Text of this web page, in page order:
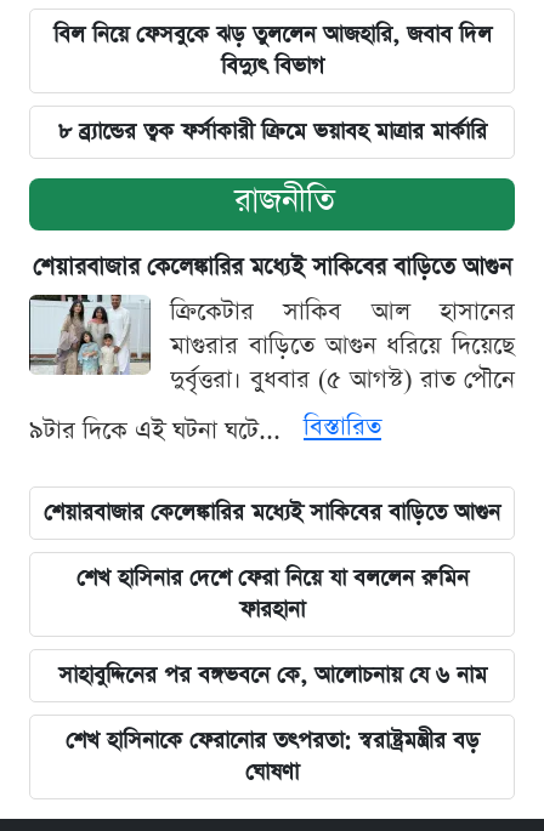
বিল নিয়ে ফেসবুকে ঝড় তুললেন আজহারি, জবাব দিল
বিদ্যুৎ বিভাগ
৮ ব্র্যান্ডের ত্বক ফর্সাকারী ক্রিমে ভয়াবহ মাত্রার মার্কারি
রাজনীতি
শেয়ারবাজার কেলেঙ্কারির মধ্যেই সাকিবের বাড়িতে আগুন
ক্রিকেটার সাকিব আল হাসানের
মাগুরার বাড়িতে আগুন ধরিয়ে দিয়েছে
দুর্বৃত্তরা। বুধবার (৫ আগস্ট) রাত পৌনে
৯টার দিকে এই ঘটনা ঘটে...
বিস্তারিত
শেয়ারবাজার কেলেঙ্কারির মধ্যেই সাকিবের বাড়িতে আগুন
শেখ হাসিনার দেশে ফেরা নিয়ে যা বললেন রুমিন
ফারহানা
সাহাবুদ্দিনের পর বঙ্গভবনে কে, আলোচনায় যে ৬ নাম
শেখ হাসিনাকে ফেরানোর তৎপরতা: স্বরাষ্ট্রমন্ত্রীর বড়
ঘোষণা